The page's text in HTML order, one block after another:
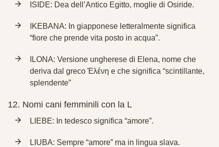
ISIDE: Dea dell’Antico Egitto, moglie di Osiride.
IKEBANA: In giapponese letteralmente significa
“fiore che prende vita posto in acqua”.
ILONA: Versione ungherese di Elena, nome che
deriva dal greco Ἑλένη e che significa “scintillante,
splendente”
12. Nomi cani femminili con la L
LIEBE: In tedesco significa “amore”.
LIUBA: Sempre “amore” ma in lingua slava.